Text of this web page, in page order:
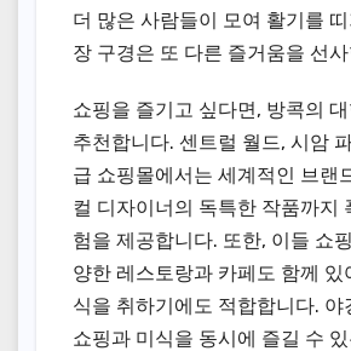
더 많은 사람들이 모여 활기를
장 구경은 또 다른 즐거움을 선
쇼핑을 즐기고 싶다면, 방콕의
추천합니다. 센트럴 월드, 시암
급 쇼핑몰에서는 세계적인 브랜
컬 디자이너의 독특한 작품까지
험을 제공합니다. 또한, 이들 쇼
양한 레스토랑과 카페도 함께 있
식을 취하기에도 적합합니다. 야
쇼핑과 미식을 동시에 즐길 수